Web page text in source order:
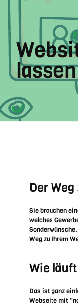
Der
Sie brauchen
welches
Weg zu Ihrem
Wie
Das ist ganz
Webseite mit